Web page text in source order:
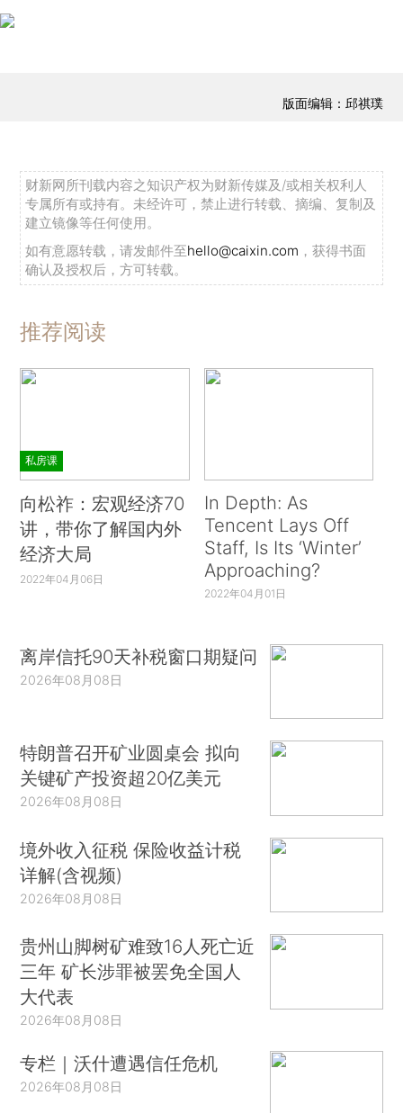
版面编辑：邱祺璞
财新网所刊载内容之知识产权为财新传媒及/或相关权利人
专属所有或持有。未经许可，禁止进行转载、摘编、复制及
建立镜像等任何使用。
如有意愿转载，请发邮件至hello@caixin.com ，获得书面
确认及授权后，方可转载。
推荐阅读
私房课
向松祚：宏观经济70
讲，带你了解国内外
经济大局
2022年04月06日
In Depth: As
Tencent Lays Off
Staff, Is Its ‘Winter’
Approaching?
2022年04月01日
离岸信托90天补税窗口期疑问
2026年08月08日
特朗普召开矿业圆桌会 拟向
关键矿产投资超20亿美元
2026年08月08日
境外收入征税 保险收益计税
详解(含视频)
2026年08月08日
贵州山脚树矿难致16人死亡近
三年 矿长涉罪被罢免全国人
大代表
2026年08月08日
专栏｜沃什遭遇信任危机
2026年08月08日